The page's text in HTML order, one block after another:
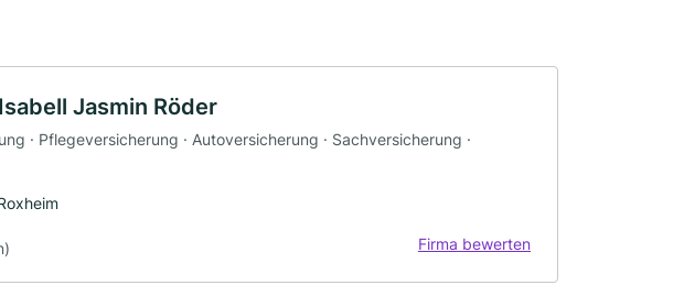
Jasmin Röder
· Pflegeversicherung · Autoversicherung · Sachversicherung ·
Firma bewerten